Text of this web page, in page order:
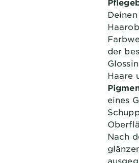
der
Haare
eines
Nach